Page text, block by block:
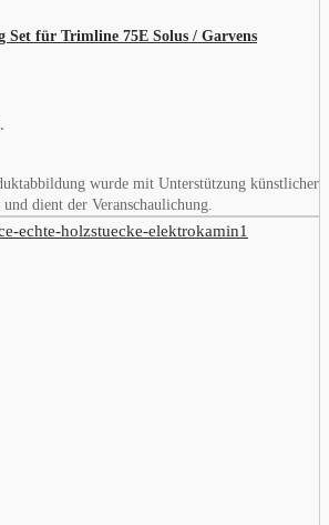
Set für Trimline 75E Solus / Garvens
wurde mit Unterstützung künstlicher
dient der Veranschaulichung.